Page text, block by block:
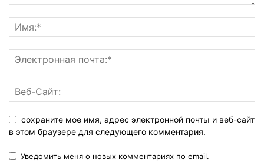
сохраните мое имя, адрес электронной почты и веб-сайт
в этом браузере для следующего комментария.
Уведомить меня о новых комментариях по email.